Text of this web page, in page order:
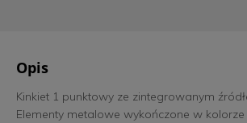
Opis
Kinkiet 1 punktowy ze zintegrowanym
Elementy metalowe wykończone w kolorze